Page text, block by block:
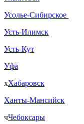
Усолье-Сибирское
Усть-Илимск
Усть-Кут
Уфа
хХабаровск
Ханты-Мансийск
чЧебоксары